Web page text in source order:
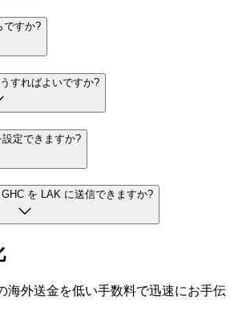
ですか?
すればよいですか?
定できますか?
を LAK に送信できますか?
海外送金を低い手数料で迅速にお手伝